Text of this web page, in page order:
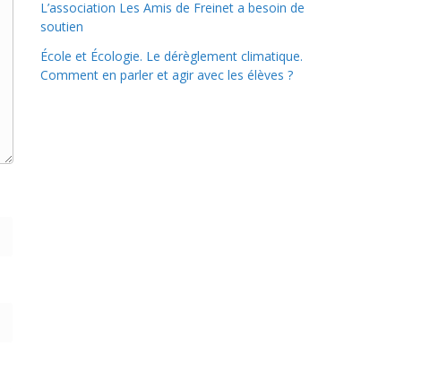
L’association Les Amis de Freinet a besoin de
soutien
École et Écologie. Le dérèglement climatique.
Comment en parler et agir avec les élèves ?